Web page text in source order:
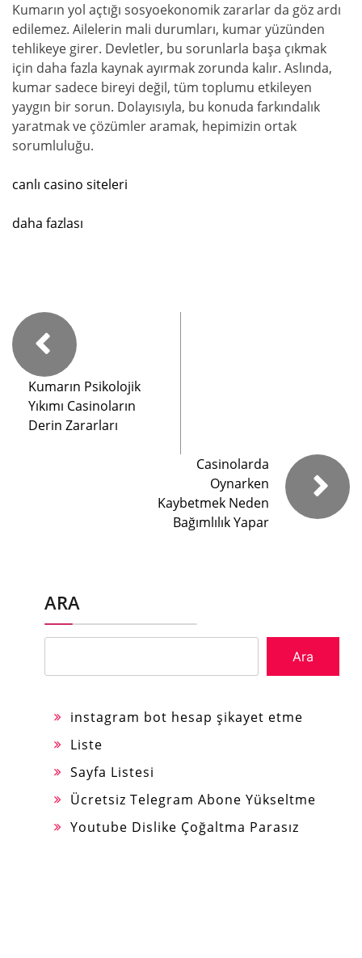
Kumarın yol açtığı sosyoekonomik zararlar da göz ardı
edilemez. Ailelerin mali durumları, kumar yüzünden
tehlikeye girer. Devletler, bu sorunlarla başa çıkmak
için daha fazla kaynak ayırmak zorunda kalır. Aslında,
kumar sadece bireyi değil, tüm toplumu etkileyen
yaygın bir sorun. Dolayısıyla, bu konuda farkındalık
yaratmak ve çözümler aramak, hepimizin ortak
sorumluluğu.
canlı casino siteleri
daha fazlası
Kumarın Psikolojik
Yıkımı Casinoların
Derin Zararları
Casinolarda
Oynarken
Kaybetmek Neden
Bağımlılık Yapar
ARA
Ara
instagram bot hesap şikayet etme
Liste
Sayfa Listesi
Ücretsiz Telegram Abone Yükseltme
Youtube Dislike Çoğaltma Parasız